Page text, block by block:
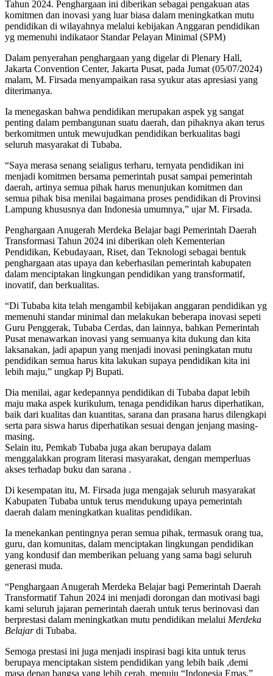
Tahun 2024. Penghargaan ini diberikan sebagai pengakuan atas
komitmen dan inovasi yang luar biasa dalam meningkatkan mutu
pendidikan di wilayahnya melalui kebijakan Anggaran pendidikan
yg memenuhi indikataor Standar Pelayan Minimal (SPM)
Dalam penyerahan penghargaan yang digelar di Plenary Hall,
Jakarta Convention Center, Jakarta Pusat, pada Jumat (05/07/2024)
malam, M. Firsada menyampaikan rasa syukur atas apresiasi yang
diterimanya.
Ia menegaskan bahwa pendidikan merupakan aspek yg sangat
penting dalam pembangunan suatu daerah, dan pihaknya akan terus
berkomitmen untuk mewujudkan pendidikan berkualitas bagi
seluruh masyarakat di Tubaba.
“Saya merasa senang seialigus terharu, ternyata pendidikan ini
menjadi komitmen bersama pemerintah pusat sampai pemerintah
daerah, artinya semua pihak harus menunjukan komitmen dan
semua pihak bisa menilai bagaimana proses pendidikan di Provinsi
Lampung khususnya dan Indonesia umumnya,” ujar M. Firsada.
Penghargaan Anugerah Merdeka Belajar bagi Pemerintah Daerah
Transformasi Tahun 2024 ini diberikan oleh Kementerian
Pendidikan, Kebudayaan, Riset, dan Teknologi sebagai bentuk
penghargaan atas upaya dan keberhasilan pemerintah kabupaten
dalam menciptakan lingkungan pendidikan yang transformatif,
inovatif, dan berkualitas.
“Di Tubaba kita telah mengambil kebijakan anggaran pendidikan yg
memenuhi standar minimal dan melakukan beberapa inovasi sepeti
Guru Penggerak, Tubaba Cerdas, dan lainnya, bahkan Pemerintah
Pusat menawarkan inovasi yang semuanya kita dukung dan kita
laksanakan, jadi apapun yang menjadi inovasi peningkatan mutu
pendidikan semua harus kita lakukan supaya pendidikan kita ini
lebih maju,” ungkap Pj Bupati.
Dia menilai, agar kedepannya pendidikan di Tubaba dapat lebih
maju maka aspek kurikulum, tenaga pendidikan harus diperhatikan,
baik dari kualitas dan kuantitas, sarana dan prasana harus dilengkapi
serta para siswa harus diperhatikan sesuai dengan jenjang masing-
masing.
Selain itu, Pemkab Tubaba juga akan berupaya dalam
menggalakkan program literasi masyarakat, dengan memperluas
akses terhadap buku dan sarana .
Di kesempatan itu, M. Firsada juga mengajak seluruh masyarakat
Kabupaten Tubaba untuk terus mendukung upaya pemerintah
daerah dalam meningkatkan kualitas pendidikan.
Ia menekankan pentingnya peran semua pihak, termasuk orang tua,
guru, dan komunitas, dalam menciptakan lingkungan pendidikan
yang kondusif dan memberikan peluang yang sama bagi seluruh
generasi muda.
“Penghargaan Anugerah Merdeka Belajar bagi Pemerintah Daerah
Transformatif Tahun 2024 ini menjadi dorongan dan motivasi bagi
kami seluruh jajaran pemerintah daerah untuk terus berinovasi dan
berprestasi dalam meningkatkan mutu pendidikan melalui Merdeka
Belajardi Tubaba.
Semoga prestasi ini juga menjadi inspirasi bagi kita untuk terus
berupaya menciptakan sistem pendidikan yang lebih baik ,demi
masa depan bangsa yang lebih cerah, menuju “Indonesia Emas,”